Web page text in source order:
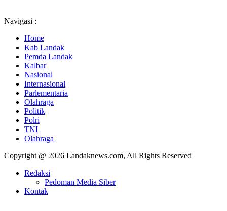
Navigasi :
Home
Kab Landak
Pemda Landak
Kalbar
Nasional
Internasional
Parlementaria
Olahraga
Politik
Polri
TNI
Olahraga
Copyright @ 2026 Landaknews.com, All Rights Reserved
Redaksi
Pedoman Media Siber
Kontak